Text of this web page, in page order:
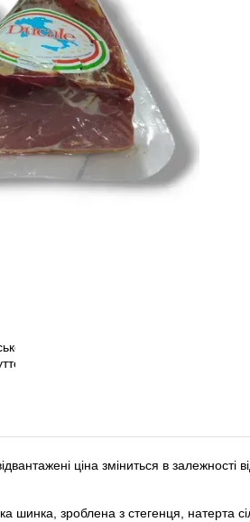
ціна зміниться в залежності
шинка, зроблена з стегенця, натерта